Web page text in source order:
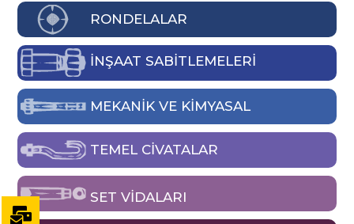
RONDELALAR
İNŞAAT SABİTLEMELERİ
MEKANIK VE KIMYASAL
TEMEL CIVATALAR
SET VIDALARI